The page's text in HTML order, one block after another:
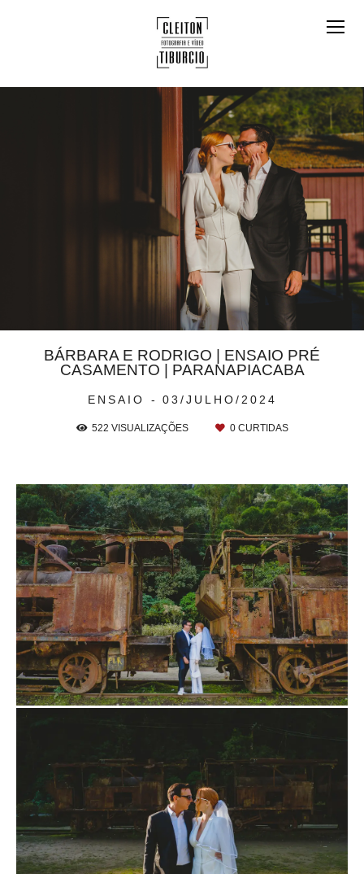
ENSAIO 03/JULHO/2024
BÁRBARA E RODRIGO | ENSAIO PRÉ
CASAMENTO | PARANAPIACABA
522 VISUALIZAÇÕES 0CURTIDAS